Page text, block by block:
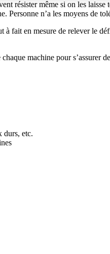
résister même si on les laisse
Personne n’a les moyens de
fait en mesure de relever le
machine pour s’assurer
durs, etc.